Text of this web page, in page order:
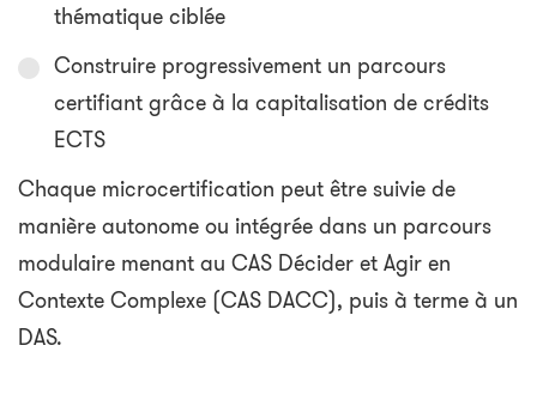
thématique ciblée
Construire progressivement un parcours
certifiant grâce à la capitalisation de crédits
ECTS
Chaque microcertification peut être suivie de
manière autonome ou intégrée dans un parcours
modulaire menant au CAS Décider et Agir en
Contexte Complexe (CAS DACC), puis à terme à un
DAS.